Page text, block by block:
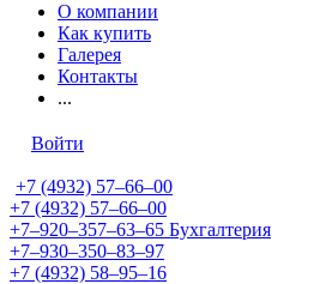
О компании
Как купить
Галерея
Контакты
...
Войти
+7 (4932) 57‒66‒00
+7 (4932) 57‒66‒00
+7‒920‒357‒63‒65 Бухгалтерия
+7‒930‒350‒83‒97
+7 (4932) 58‒95‒16